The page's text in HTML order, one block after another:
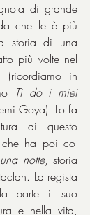
di grande
che le è più
storia di una
più volte nel
(ricordiamo in
Ti do i miei
Goya). Lo fa
di questo
ha poi co-
notte, storia
La regista
parte il suo
e nella vita,